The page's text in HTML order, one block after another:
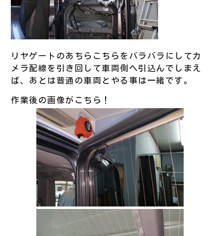
リヤゲートのあちらこちらをバラバラにしてカ
メラ配線を引き回して車両側へ引込んでしまえ
ば、あとは普通の車両とやる事は一緒です。
作業後の画像がこちら！